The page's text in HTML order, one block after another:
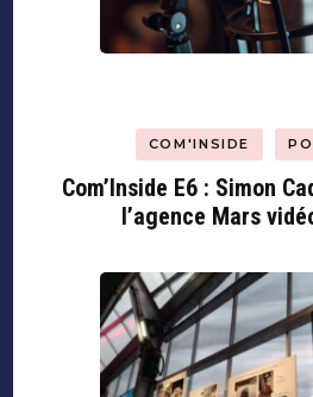
COM'INSIDE
Com’Inside E6 : Simon
l’agence Mars